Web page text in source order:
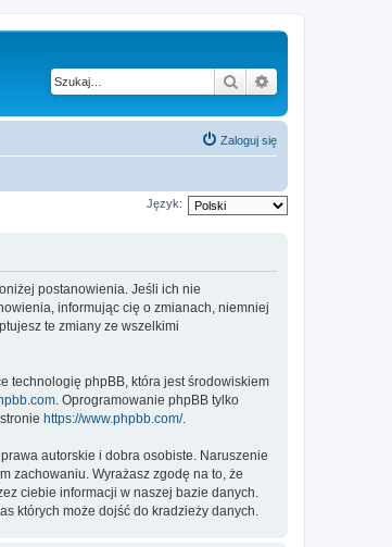
Szukaj
Zaloguj się
Język:
postanowienia. Jeśli ich nie
informując cię o zmianach, niemniej
te zmiany ze wszelkimi
technologię phpBB, która jest środowiskiem
. Oprogramowanie phpBB tylko
https://www.phpbb.com/.
autorskie i dobra osobiste. Naruszenie
zachowaniu. Wyrażasz zgodę na to, że
ciebie informacji w naszej bazie danych.
których może dojść do kradzieży danych.